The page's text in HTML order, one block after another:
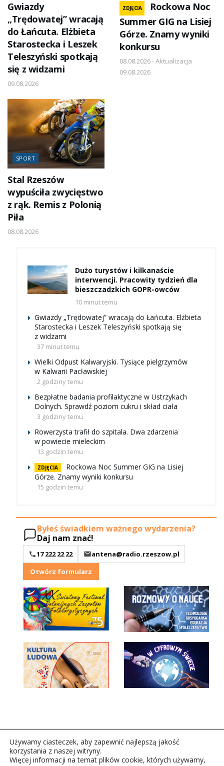
Gwiazdy
„Trędowatej” wracają
do Łańcuta. Elżbieta
Starostecka i Leszek
Teleszyński spotkają
się z widzami
09.08.2026
ZDJĘCIA
Rockowa Noc
Summer GIG na Lisiej
Górze. Znamy wyniki
konkursu
08.08.2026 - Aktualizacja
09.08.2026
SPORT
Stal Rzeszów
wypuściła zwycięstwo
z rąk. Remis z Polonią
Piła
08.08.2026
Dużo turystów i kilkanaście
interwencji. Pracowity tydzień dla
bieszczadzkich GOPR-owców
10 minut temu
Gwiazdy „Trędowatej” wracają do Łańcuta. Elżbieta
Starostecka i Leszek Teleszyński spotkają się
z widzami
37 minut temu
Wielki Odpust Kalwaryjski. Tysiące pielgrzymów
w Kalwarii Pacławskiej
2 godziny temu
Bezpłatne badania profilaktyczne w Ustrzykach
Dolnych. Sprawdź poziom cukru i skład ciała
3 godziny temu
Rowerzysta trafił do szpitala. Dwa zdarzenia
w powiecie mieleckim
13 godzin temu
ZDJĘCIA
Rockowa Noc Summer GIG na Lisiej
Górze. Znamy wyniki konkursu
15 godzin temu
Byłeś świadkiem ważnego wydarzenia?
Daj nam znać!
17 222 22 22
antena@radio.rzeszow.pl
Otwórz formularz
Używamy ciasteczek, aby zapewnić najlepszą jakość
korzystania z naszej witryny.
Więcej informacji na temat plików cookie, których używamy,